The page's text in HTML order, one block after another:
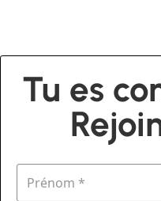
Tu es